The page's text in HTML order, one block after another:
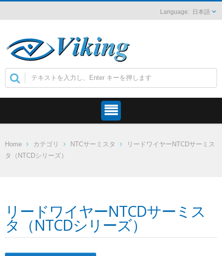
日本語
Home カテゴリ NTCサーミスタ
リードワイヤーNTCDサーミス
タ（NTCDシリーズ）
リードワイヤーNTCDサーミス
タ（NTCDシリーズ）